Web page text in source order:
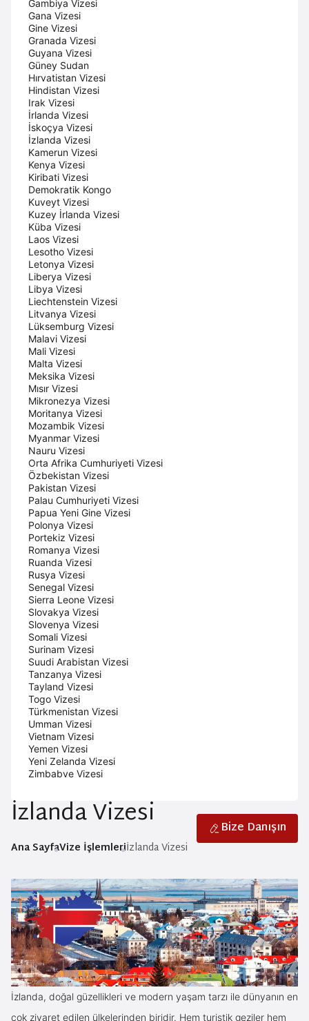
Gambiya Vizesi
Gana Vizesi
Gine Vizesi
Granada Vizesi
Guyana Vizesi
Güney Sudan
Hırvatistan Vizesi
Hindistan Vizesi
Irak Vizesi
İrlanda Vizesi
İskoçya Vizesi
İzlanda Vizesi
Kamerun Vizesi
Kenya Vizesi
Kiribati Vizesi
Demokratik Kongo
Kuveyt Vizesi
Kuzey İrlanda Vizesi
Küba Vizesi
Laos Vizesi
Lesotho Vizesi
Letonya Vizesi
Liberya Vizesi
Libya Vizesi
Liechtenstein Vizesi
Litvanya Vizesi
Lüksemburg Vizesi
Malavi Vizesi
Mali Vizesi
Malta Vizesi
Meksika Vizesi
Mısır Vizesi
Mikronezya Vizesi
Moritanya Vizesi
Mozambik Vizesi
Myanmar Vizesi
Nauru Vizesi
Orta Afrika Cumhuriyeti Vizesi
Özbekistan Vizesi
Pakistan Vizesi
Palau Cumhuriyeti Vizesi
Papua Yeni Gine Vizesi
Polonya Vizesi
Portekiz Vizesi
Romanya Vizesi
Ruanda Vizesi
Rusya Vizesi
Senegal Vizesi
Sierra Leone Vizesi
Slovakya Vizesi
Slovenya Vizesi
Somali Vizesi
Surinam Vizesi
Suudi Arabistan Vizesi
Tanzanya Vizesi
Tayland Vizesi
Togo Vizesi
Türkmenistan Vizesi
Umman Vizesi
Vietnam Vizesi
Yemen Vizesi
Yeni Zelanda Vizesi
Zimbabve Vizesi
İzlanda Vizesi
Ana SayfaVize İşlemleriİzlanda Vizesi
Bize Danışın
İzlanda, doğal güzellikleri ve modern yaşam tarzı ile dünyanın en
çok ziyaret edilen ülkelerinden biridir. Hem turistik geziler hem